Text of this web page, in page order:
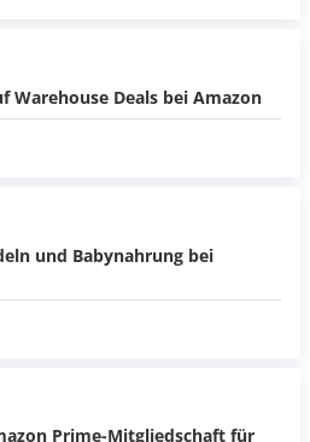
Warehouse Deals bei Amazon
und Babynahrung bei
Prime-Mitgliedschaft für